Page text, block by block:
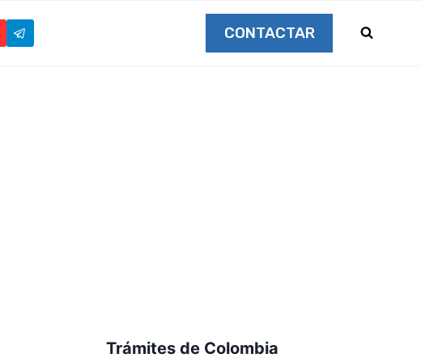
CONTACTAR
Trámites de Colombia